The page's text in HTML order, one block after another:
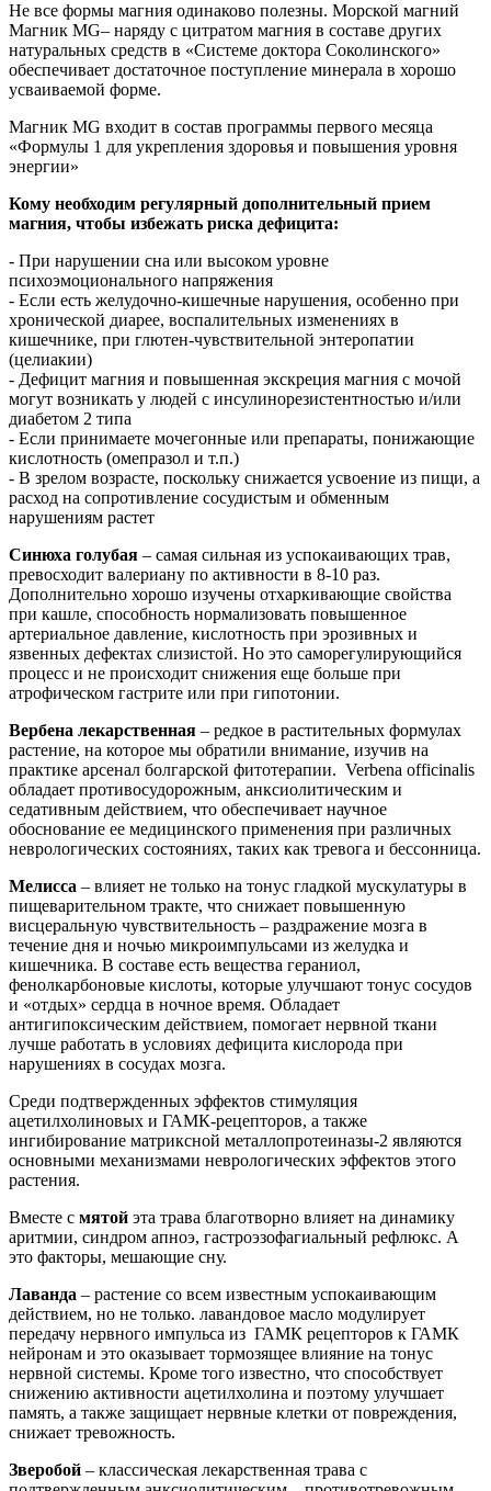
Не все формы магния одинаково полезны. Морской магний
Магник MG– наряду с цитратом магния в составе других
натуральных средств в «Системе доктора Соколинского»
обеспечивает достаточное поступление минерала в хорошо
усваиваемой форме.
Магник MG входит в состав программы первого месяца
«Формулы 1 для укрепления здоровья и повышения уровня
энергии»
Кому необходим регулярный дополнительный прием
магния, чтобы избежать риска дефицита:
- При нарушении сна или высоком уровне
психоэмоционального напряжения
- Если есть желудочно-кишечные нарушения, особенно при
хронической диарее, воспалительных изменениях в
кишечнике, при глютен-чувствительной энтеропатии
(целиакии)
- Дефицит магния и повышенная экскреция магния с мочой
могут возникать у людей с инсулинорезистентностью и/или
диабетом 2 типа
- Если принимаете мочегонные или препараты, понижающие
кислотность (омепразол и т.п.)
- В зрелом возрасте, поскольку снижается усвоение из пищи, а
расход на сопротивление сосудистым и обменным
нарушениям растет
Синюха голубая – самая сильная из успокаивающих трав,
превосходит валериану по активности в 8-10 раз.
Дополнительно хорошо изучены отхаркивающие свойства
при кашле, способность нормализовать повышенное
артериальное давление, кислотность при эрозивных и
язвенных дефектах слизистой. Но это саморегулирующийся
процесс и не происходит снижения еще больше при
атрофическом гастрите или при гипотонии.
Вербена лекарственная – редкое в растительных формулах
растение, на которое мы обратили внимание, изучив на
практике арсенал болгарской фитотерапии. Verbena officinalis
обладает противосудорожным, анксиолитическим и
седативным действием, что обеспечивает научное
обоснование ее медицинского применения при различных
неврологических состояниях, таких как тревога и бессонница.
Мелисса – влияет не только на тонус гладкой мускулатуры в
пищеварительном тракте, что снижает повышенную
висцеральную чувствительность – раздражение мозга в
течение дня и ночью микроимпульсами из желудка и
кишечника. В составе есть вещества гераниол,
фенолкарбоновые кислоты, которые улучшают тонус сосудов
и «отдых» сердца в ночное время. Обладает
антигипоксическим действием, помогает нервной ткани
лучше работать в условиях дефицита кислорода при
нарушениях в сосудах мозга.
Среди подтвержденных эффектов стимуляция
ацетилхолиновых и ГАМК-рецепторов, а также
ингибирование матриксной металлопротеиназы-2 являются
основными механизмами неврологических эффектов этого
растения.
Вместе с мятой эта трава благотворно влияет на динамику
аритмии, синдром апноэ, гастроэзофагиальный рефлюкс. А
это факторы, мешающие сну.
Лаванда – растение со всем известным успокаивающим
действием, но не только. лавандовое масло модулирует
передачу нервного импульса из ГАМК рецепторов к ГАМК
нейронам и это оказывает тормозящее влияние на тонус
нервной системы. Кроме того известно, что способствует
снижению активности ацетилхолина и поэтому улучшает
память, а также защищает нервные клетки от повреждения,
снижает тревожность.
Зверобой – классическая лекарственная трава с